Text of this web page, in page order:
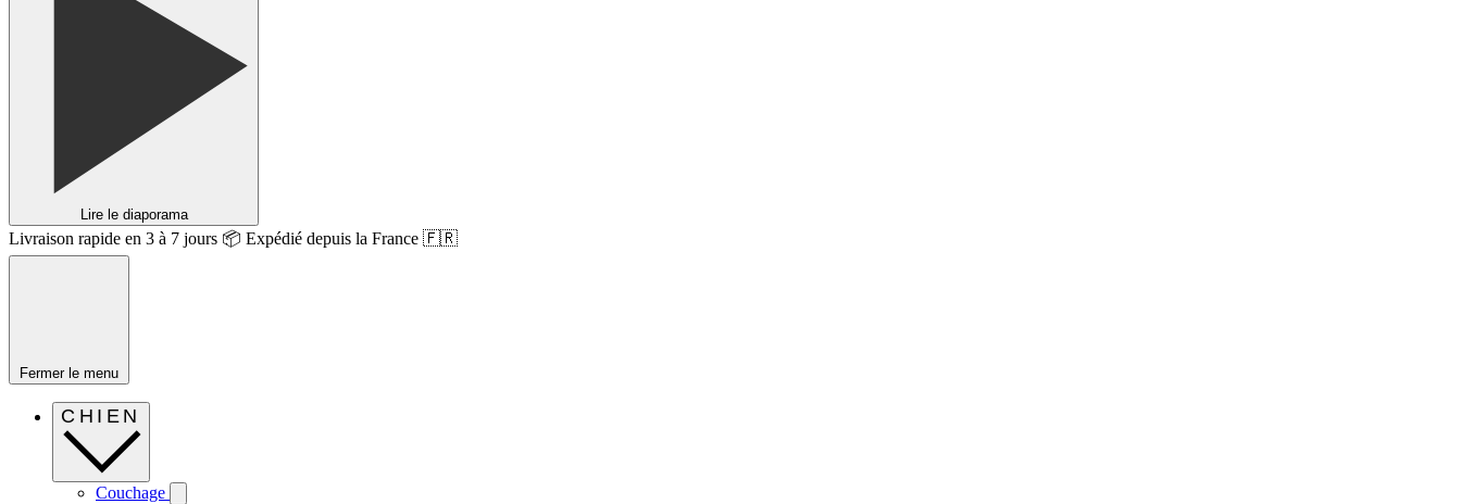
Lire le diaporama
Livraison rapide en 3 à 7 jours 📦 Expédié depuis la France 🇫🇷
Fermer le menu
CHIEN
Couchage